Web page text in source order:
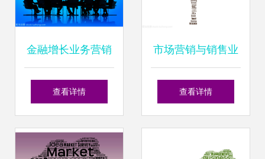
金融增长业务营销
从概念到销售业务
查看详情
市场营销与销售业
务核心概念解析
查看详情